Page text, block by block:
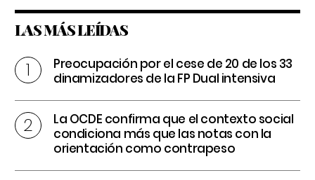
LAS MÁS LEÍDAS
Preocupación por el cese de 20 de los 33
dinamizadores de la FP Dual intensiva
La OCDE confirma que el contexto social
condiciona más que las notas con la
orientación como contrapeso